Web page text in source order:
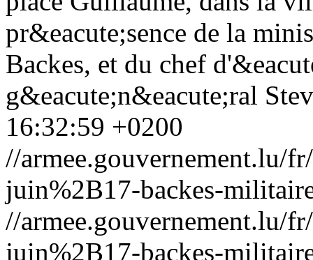
pr&eacute;sence de la
Backes, et du chef
g&eacute;n&eacute;ral
16:32:59 +0200
//armee.gouvernement.lu/
juin%2B17-backes-
//armee.gouvernement.lu/
juin%2B17-backes-